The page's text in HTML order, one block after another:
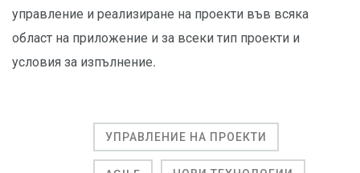
управление и реализиране на проекти във всяка
област на приложение и за всеки тип проекти и
условия за изпълнение.
УПРАВЛЕНИЕ НА ПРОЕКТИ